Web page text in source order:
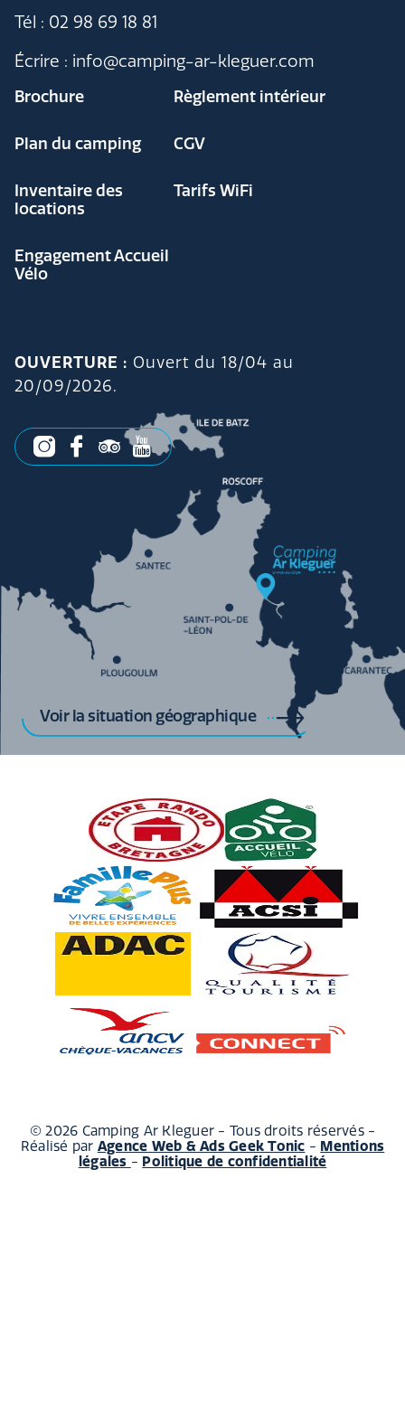
Voir la situation géographique
Tél : 02 98 69 18 81
Écrire : info@camping-ar-kleguer.com
Brochure Règlement intérieur
Plan du camping CGV
Inventaire des
locations
Tarifs WiFi
Engagement Accueil
Vélo
OUVERTURE : Ouvert du 18/04 au
20/09/2026.
© 2026 Camping Ar Kleguer - Tous droits réservés -
Réalisé par Agence Web & Ads Geek Tonic - Mentions
légales - Politique de confidentialité